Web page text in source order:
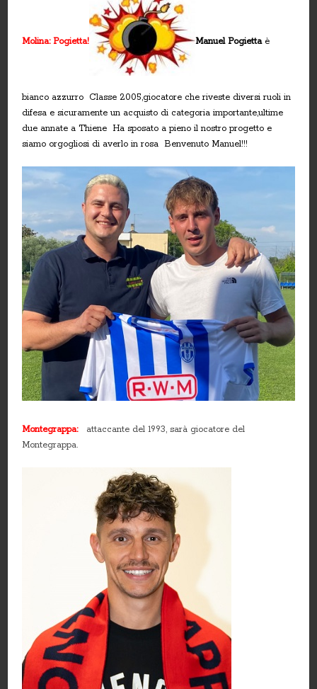
Molina: Pogietta! Manuel Pogietta è
bianco azzurro Classe 2005,giocatore che riveste diversi ruoli in
difesa e sicuramente un acquisto di categoria importante,ultime
due annate a ThieneHa sposato a pieno il nostro progetto e
siamo orgogliosi di averlo in rosaBenvenuto Manuel!!!
Montegrappa:
attaccante del 1993, sarà giocatore del
Montegrappa.